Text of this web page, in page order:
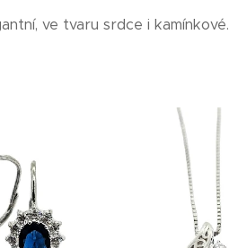
ve tvaru srdce i